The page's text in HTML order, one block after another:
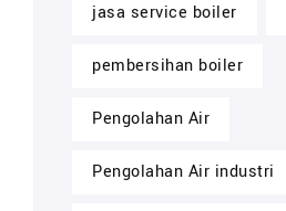
jasa service boiler
pembersihan boiler
Pengolahan Air
Pengolahan Air industri